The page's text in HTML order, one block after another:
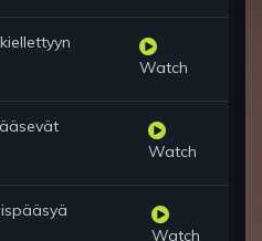
Watch
Watch
Watch